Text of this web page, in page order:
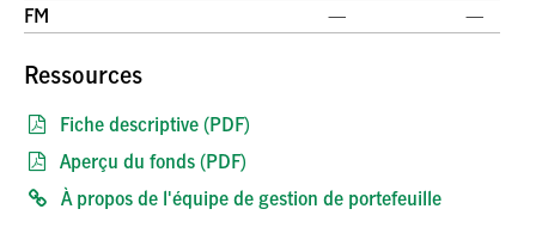
FM
— —
Ressources
Fiche descriptive (PDF)
Aperçu du fonds (PDF)
À propos de l'équipe de gestion de portefeuille